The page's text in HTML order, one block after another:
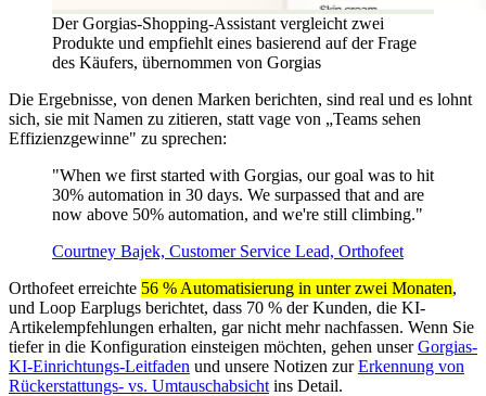
Der Gorgias-Shopping-Assistant vergleicht zwei
Produkte und empfiehlt eines basierend auf der Frage
des Käufers, übernommen von Gorgias
Die Ergebnisse, von denen Marken berichten, sind real und es lohnt
sich, sie mit Namen zu zitieren, statt vage von „Teams sehen
Effizienzgewinne" zu sprechen:
"When we first started with Gorgias, our goal was to hit
30% automation in 30 days. We surpassed that and are
now above 50% automation, and we're still climbing."
Courtney Bajek, Customer Service Lead, Orthofeet
Orthofeet erreichte 56 % Automatisierung in unter zwei Monaten,
und Loop Earplugs berichtet, dass 70 % der Kunden, die KI-
Artikelempfehlungen erhalten, gar nicht mehr nachfassen. Wenn Sie
tiefer in die Konfiguration einsteigen möchten, gehen unserGorgias-
KI-Einrichtungs-Leitfaden und unsere Notizen zurErkennung von
Rückerstattungs- vs. Umtauschabsicht ins Detail.